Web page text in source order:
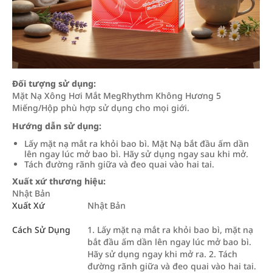
Đối tượng sử dụng:
Mặt Nạ Xông Hơi Mắt MegRhythm Không Hương 5
Miếng/Hộp phù hợp sử dụng cho mọi giới.
Hướng dẫn sử dụng:
Lấy mặt nạ mắt ra khỏi bao bì. Mặt Nạ bắt đầu ấm dần
lên ngay lúc mở bao bì. Hãy sử dụng ngay sau khi mở.
Tách đường rãnh giữa và đeo quai vào hai tai.
Xuất xứ thương hiệu:
Nhật Bản
Xuất Xứ
Nhật Bản
Cách Sử Dụng
1. Lấy mặt nạ mắt ra khỏi bao bì, mặt nạ
bắt đầu ấm dần lên ngay lúc mở bao bì.
Hãy sử dụng ngay khi mở ra. 2. Tách
đường rãnh giữa và đeo quai vào hai tai.